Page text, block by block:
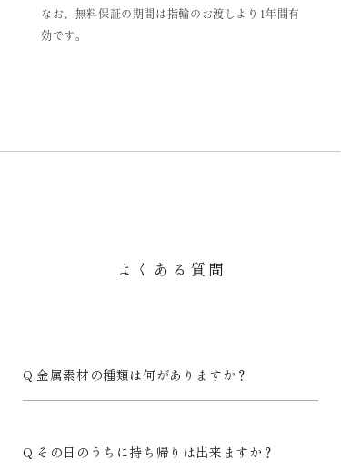
なお、無料保証の期間は指輪のお渡しより1年間有
効です。
よくある質問
金属素材の種類は何がありますか？
その日のうちに持ち帰りは出来ますか？